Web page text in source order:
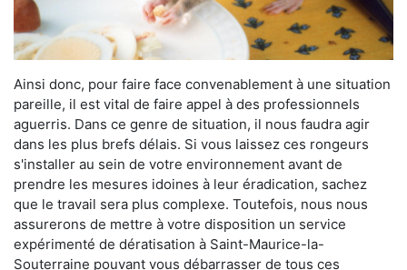
Ainsi donc, pour faire face convenablement à une situation
pareille, il est vital de faire appel à des professionnels
aguerris. Dans ce genre de situation, il nous faudra agir
dans les plus brefs délais. Si vous laissez ces rongeurs
s'installer au sein de votre environnement avant de
prendre les mesures idoines à leur éradication, sachez
que le travail sera plus complexe. Toutefois, nous nous
assurerons de mettre à votre disposition un service
expérimenté de dératisation à Saint-Maurice-la-
Souterraine pouvant vous débarrasser de tous ces